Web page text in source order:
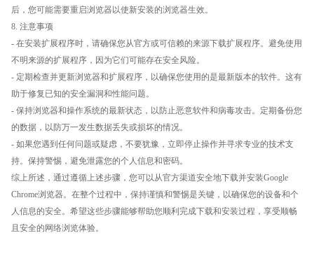
后，您可能需要重启浏览器以使新安装的浏览器生效。
8. 注意事项
- 在安装扩展程序时，请确保您从官方或可信赖的来源下载扩展程序。避免使用
不明来源的扩展程序，因为它们可能存在安全风险。
- 定期检查并更新浏览器和扩展程序，以确保您使用的是最新版本的软件。这有
助于修复已知的安全漏洞和性能问题。
- 保持浏览器和操作系统的最新状态，以防止恶意软件和病毒攻击。定期备份您
的数据，以防万一发生数据丢失或损坏的情况。
- 如果您遇到任何问题或疑虑，不要犹豫，立即停止操作并寻求专业的技术支
持。保持警惕，避免泄露您的个人信息和密码。
综上所述，通过遵循上述步骤，您可以从官方渠道安全地下载并安装Google
Chrome浏览器。在整个过程中，保持谨慎和警惕是关键，以确保您的设备和个
人信息的安全。希望这些步骤能够帮助您顺利完成下载和安装过程，享受顺畅
且安全的网络浏览体验。